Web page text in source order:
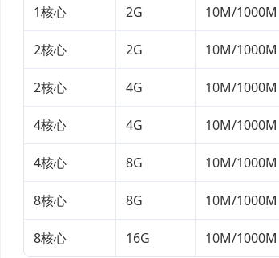
1核心 2G 10M/1000M
2核心 2G 10M/1000M
2核心 4G 10M/1000M
4核心 4G 10M/1000M
4核心 8G 10M/1000M
8核心 8G 10M/1000M
8核心 16G 10M/1000M